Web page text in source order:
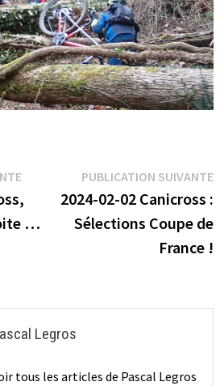
Publication
précédente :
…
PUBLICATION SUIVANTE
2024-02-02 Canicross :
Sélections Coupe de
France !
Legros
tous les articles de Pascal Legros